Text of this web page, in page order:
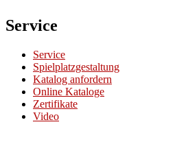
Service
Service
Spielplatzgestaltung
Katalog anfordern
Online Kataloge
Zertifikate
Video